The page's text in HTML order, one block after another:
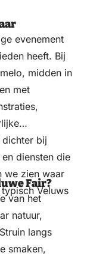
evenement
heeft. Bij
midden in
met
bij
diensten die
we zien waar
Veluws
Fair?
van het
natuur,
langs
smaken,